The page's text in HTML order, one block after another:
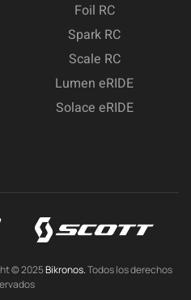
Foil RC
Spark RC
Scale RC
Lumen eRIDE
Solace eRIDE
© 2025Bikronos.Todos los derechos